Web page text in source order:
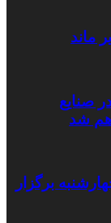
ماند
صنایع
شد
برگزار